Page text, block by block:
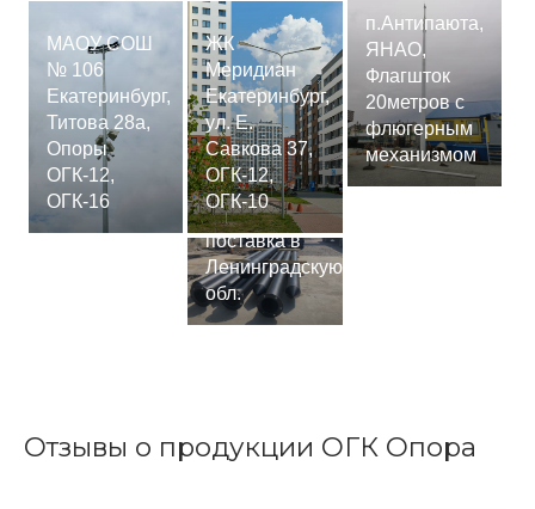
МАОУ СОШ
№ 106
Екатеринбург,
Титова 28а,
Опоры
ОГК-12,
ОГК-16
ЖК
Меридиан
Екатеринбург,
ул. Е.
Савкова 37,
ОГК-12,
ОГК-10
Сваи
СМ-7,75м,
поставка в
Ленинградскую
обл.
п.Антипаюта,
ЯНАО,
Флагшток
20метров с
флюгерным
механизмом
Отзывы о продукции ОГК Опора